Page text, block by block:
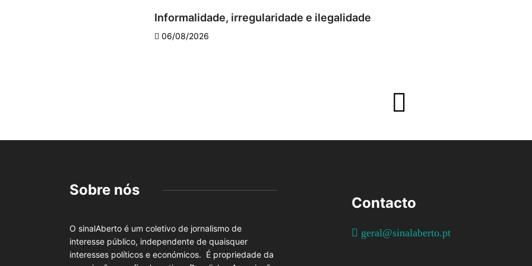
Informalidade, irregularidade e ilegalidade
06/08/2026
Sobre nós
O sinalAberto é um coletivo de jornalismo de
interesse público, independente de quaisquer
interesses políticos e económicos. É propriedade da
Contacto
geral@sinalaberto.pt